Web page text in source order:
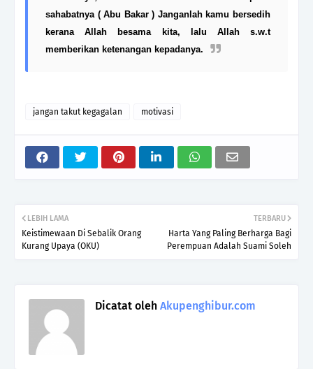
sahabatnya ( Abu Bakar ) Janganlah kamu bersedih
kerana Allah besama kita, lalu Allah s.w.t
memberikan ketenangan kepadanya.
jangan takut kegagalan motivasi
TERBARU
Harta Yang Paling Berharga Bagi
Perempuan Adalah Suami Soleh
LEBIH LAMA
Keistimewaan Di Sebalik Orang
Kurang Upaya (OKU)
Dicatat oleh Akupenghibur.com